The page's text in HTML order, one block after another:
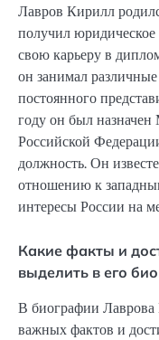
Лавров Кирилл
получил
свою карьеру в
он занимал
постоянного
году он был
Российской
должность. Он
отношению к
интересы России на
Какие факты и
выделить в его
В биографии
важных фактов и